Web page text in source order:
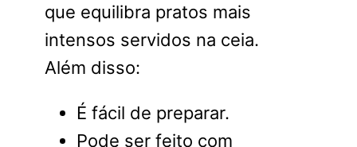
que equilibra pratos mais
intensos servidos na ceia.
Além disso:
É fácil de preparar.
Pode ser feito com